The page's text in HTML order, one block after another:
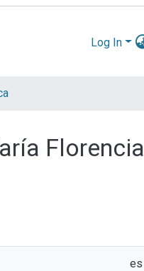
Log In
Florencia
es